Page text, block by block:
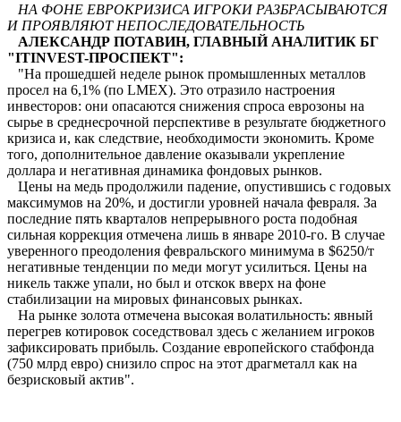
НА ФОНЕ ЕВРОКРИЗИСА ИГРОКИ РАЗБРАСЫВАЮТСЯ
И ПРОЯВЛЯЮТ НЕПОСЛЕДОВАТЕЛЬНОСТЬ
АЛЕКСАНДР ПОТАВИН, ГЛАВНЫЙ АНАЛИТИК БГ
"ITINVEST-ПРОСПЕКТ":
"На прошедшей неделе рынок промышленных металлов
просел на 6,1% (по LMEX). Это отразило настроения
инвесторов: они опасаются снижения спроса еврозоны на
сырье в среднесрочной перспективе в результате бюджетного
кризиса и, как следствие, необходимости экономить. Кроме
того, дополнительное давление оказывали укрепление
доллара и негативная динамика фондовых рынков.
Цены на медь продолжили падение, опустившись с годовых
максимумов на 20%, и достигли уровней начала февраля. За
последние пять кварталов непрерывного роста подобная
сильная коррекция отмечена лишь в январе 2010-го. В случае
уверенного преодоления февральского минимума в $6250/т
негативные тенденции по меди могут усилиться. Цены на
никель также упали, но был и отскок вверх на фоне
стабилизации на мировых финансовых рынках.
На рынке золота отмечена высокая волатильность: явный
перегрев котировок соседствовал здесь с желанием игроков
зафиксировать прибыль. Создание европейского стабфонда
(750 млрд евро) снизило спрос на этот драгметалл как на
безрисковый актив".